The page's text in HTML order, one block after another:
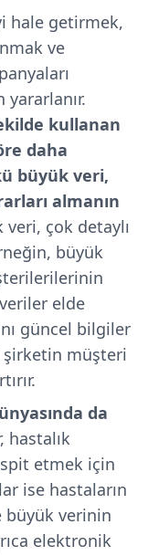
hale getirmek,
ve
kullanan
daha
büyük veri,
almanın
çok detaylı
büyük
elde
güncel bilgiler
şirketin müşteri
da
hastalık
etmek için
ise hastaların
büyük verinin
elektronik